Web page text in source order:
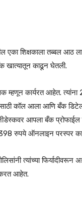
एका शिक्षकाला तब्बल आठ
खात्यातून काढून घेतली.
कार्यरत आहेत. त्यांना 21
कॉल आला आणि बँक
आपला बँक
398 रुपये ऑनलाइन परस्पर
त्यांच्या फिर्यादीवरून
करत आहेत.